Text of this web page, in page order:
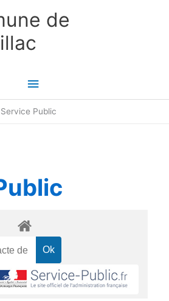
de
Menu
principal
Service Public